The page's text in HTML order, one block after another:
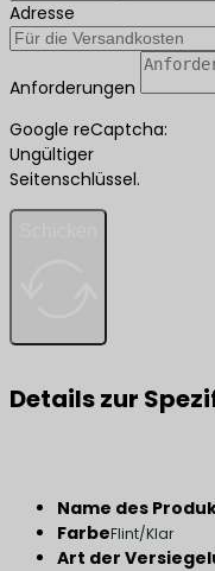
Adresse
Anforderungen
Google reCaptcha:
Ungültiger
Seitenschlüssel.
Details zur
Name des
FarbeFlint/Klar
Art der